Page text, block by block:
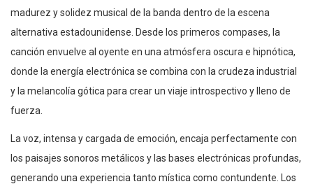
madurez y solidez musical de la banda dentro de la escena
alternativa estadounidense. Desde los primeros compases, la
canción envuelve al oyente en una atmósfera oscura e hipnótica,
donde la energía electrónica se combina con la crudeza industrial
y la melancolía gótica para crear un viaje introspectivo y lleno de
fuerza.
La voz, intensa y cargada de emoción, encaja perfectamente con
los paisajes sonoros metálicos y las bases electrónicas profundas,
generando una experiencia tanto mística como contundente. Los